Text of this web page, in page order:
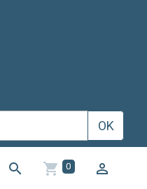
OK
0